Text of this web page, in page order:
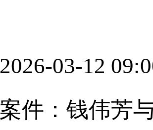
2026-03-12
案件：钱伟芳